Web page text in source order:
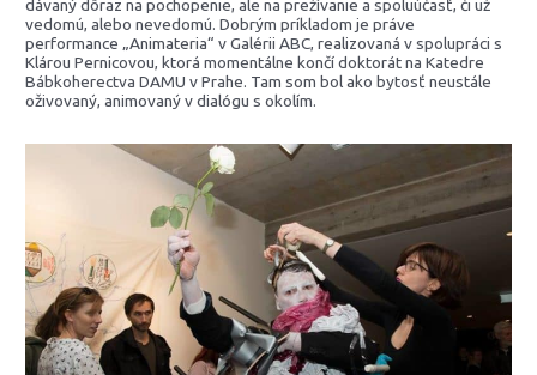
dávaný dôraz na pochopenie, ale na prežívanie a spoluúčasť, či už
vedomú, alebo nevedomú. Dobrým príkladom je práve
performance „Animateria“ v Galérii ABC, realizovaná v spolupráci s
Klárou Pernicovou, ktorá momentálne končí doktorát na Katedre
Bábkoherectva DAMU v Prahe. Tam som bol ako bytosť neustále
oživovaný, animovaný v dialógu s okolím.